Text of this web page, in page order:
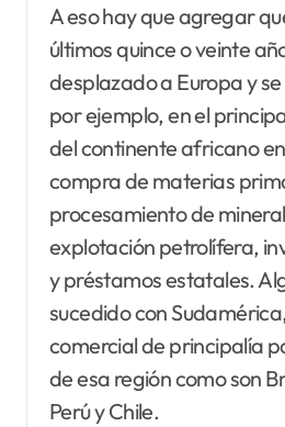
A eso hay que agregar
últimos quince o veinte
desplazado a Europa y
por ejemplo, en el
del continente africano
compra de materias
procesamiento de
explotación petrolífera,
y préstamos estatales.
sucedido con
comercial de principalía
de esa región como son
Perú y Chile.